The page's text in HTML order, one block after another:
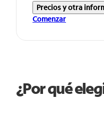
Precios y otra
Comenzar
¿Por qué